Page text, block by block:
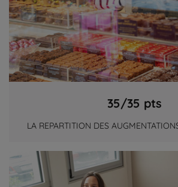
35/35 pts
LA REPARTITION DES